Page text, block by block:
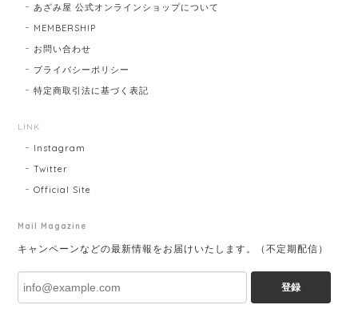
あざみ屋 公式オンラインショップについて
MEMBERSHIP
お問い合わせ
プライバシーポリシー
特定商取引法に基づく表記
LINK
Instagram
Twitter
Official Site
Mail Magazine
キャンペーンなどの最新情報をお届けいたします。（不定期配信）
登録